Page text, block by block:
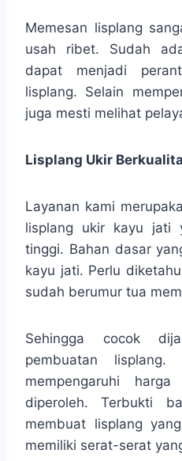
Memesan lisplang
usah ribet. Sudah
dapat menjadi
lisplang. Selain
juga mesti melihat
Lisplang Ukir
Layanan kami
lisplang ukir kayu jati
tinggi. Bahan dasar
kayu jati. Perlu
sudah berumur tua
Sehingga cocok
pembuatan
mempengaruhi
diperoleh. Terbukti
membuat lisplang
memiliki serat-serat